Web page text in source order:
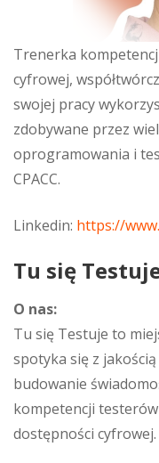
Trenerka
cyfrowej,
swojej pracy
zdobywane przez
oprogramowania i
CPACC.
Linkedin: https://
Tu się
O nas:
Tu się Testuje to
spotyka się z
budowanie
kompetencji
dostępności cyfrowej.